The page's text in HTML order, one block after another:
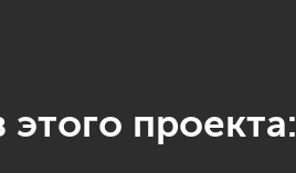
проекта: